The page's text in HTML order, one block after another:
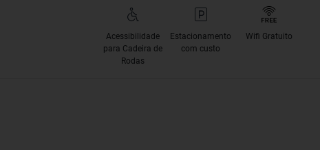
Acessibilidade
para Cadeira de
Rodas
Estacionamento
com custo
Wifi Gratuito